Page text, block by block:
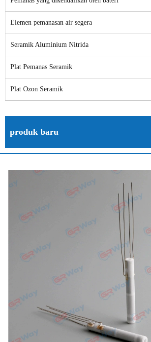
Elemen pemanasan air segera
Seramik Aluminium Nitrida
Plat Pemanas Seramik
Plat Ozon Seramik
produk baru